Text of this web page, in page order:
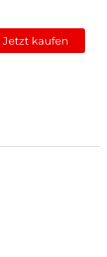
Jetzt kaufen